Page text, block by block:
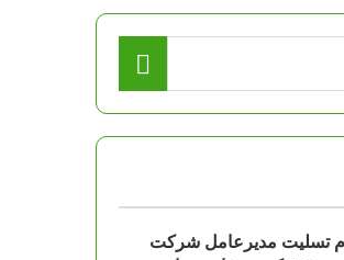
تسلیت مدیرعامل شرکت